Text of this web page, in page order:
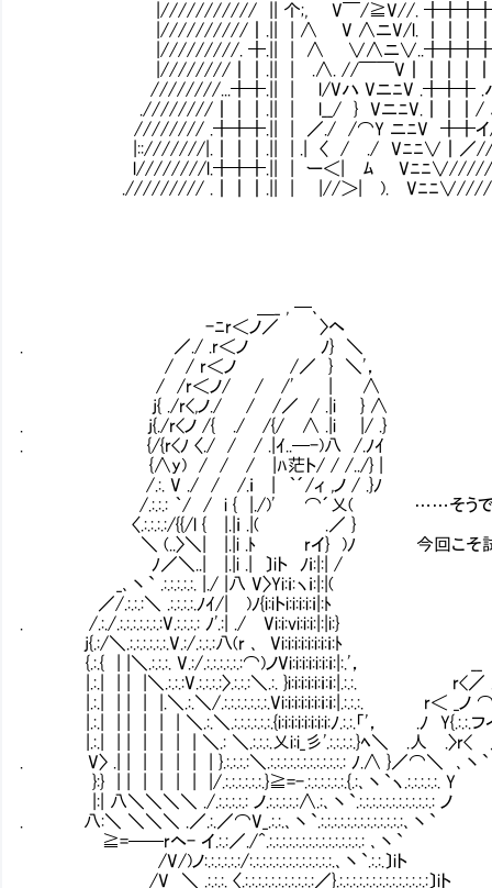
|/////////// || 个;, V￣/≧V//.
|//////////┃.|| | ∧ V ∧ニV/l.
|/////////. ╋.|| | ∧ ∨∧ニ
|////////┃┃.|| | .∧. //￣￣
////////...╋╋.|| | l/Vハ VニﾆV .╋╋╋ .
.////////┃┃┃.|| | l__/ } VニﾆV.┃┃┃/
//////// .╋╋╋.|| | ／./ /⌒Y ニﾆV ╋╋イ
|::///////|.┃┃┃.|| | .| 〈 / ./ Vﾆﾆ∨┃／
l////////l.╋╋╋.|| | ー＜| ﾑ Vﾆﾆ
.///////// .┃┃┃.|| | |//＞| ). Vﾆﾆ
＿_ , ─､
-ﾆr＜ノ／ 〉ヘ
. ／./ .r＜ノ ﾉ} ＼
/ / r＜ノ /／ } ＼'，
/ /r＜ノ/ / /' | ∧
j{ ./r<,ノ./ / /／ / .|i } ∧
. j{./r<ノ /{ ./ /{/ ∧ .|i |/ .}
. {/{r<ﾉ 〈./ / / .|ｲ..─-)八 /.ﾉｲ
{∧y) / / / |ﾊ茫ト/ / /../} |
/.:. V ./ / /.ｉ | ｀´/ィ ,ノ / .}ﾉ
/.:.:.: ｀/ / i { |./)' ⌒´乂( ……そうですか。 何故
〈.:.:.:.:/{{/l { |.|ｉ .|( .／ }
＼ (..〉＼| |.|i .ﾄ rイ} )ﾉ 今回こそ試してみ
ﾉ／＼..| |.|i .| 〕iト ﾉｉ:|:| /
_､丶` .:.:.:.:.:. |./ |八 V〉Yi:ｉ:ヽｉ:|:|(
／/.:.:.:＼ .:.:.:.:.ﾉｲ/| )ﾉ{i:iトi:i:i:i:ｉ|:ﾄ
. /.:./.:.:.:.:.:.:.:V.:.:.:.: ﾉ'.:| ./ Vi:i:vi:i:i:|:|i:}
j{.:/＼.:.:.:.:.:.:.V.:/.:.:.:八(r ､ Vi:i:i:i:i:i:i:ｉ:ﾄ 「
{.:.{ | |＼.:.:.:. V.:/.:.:.:.:.:.:⌒)ノVi:i:i:i:i:i:ｉ:|:.'， __
|.:.| | | |＼.:.:.:V.:.:.:.:〉.:.:.:＼.:. }i:i:i:i:i:ｉ:ｉ:|.:.:. r<／
|.:.| | | | |.＼.:.＼/.:.:.:.:.:.:.:.Vi:i:i:i:i:i:ｉ:ｉ:|.:.:.:. r＜ _ノ
|.:.| | | | | | ＼.:.＼.:.:.:.:.:.:.{i:i:i:i:i:i:i:i:ﾉ.:.:.「'， .ﾉ Y{.:.:.フ
|.:.| | | | | | | ＼.: ＼.:.:.:.乂i:i_彡'.:.:.:.:.}ﾍ＼ .人 .〉r<
. V〉 .| | | | | | | }.:.:.:.:＼.:.:.:.:.:.:.:.:.:.:.:.: ﾉ.∧ }／⌒＼ ､丶`
}:} | | | | | | |/.:.:.:.:.:.:.}≧=-.:.:.:.:.:.:.{.:､丶`ヽ.:.:.:.:.:. Y
|:| 八＼＼＼＼ ./.:.:.:.:.: ノ.:.:.:.:.:∧.:､丶`.:.:.:.:.:.:.:.:.:.:.:.: ノ
. 八:＼ ＼＼＼ .／.:.／⌒V_.:.:.､丶`.:.:.:.:.:.:.:.:.:.:.:.:.:､丶`
≧=──rヘ- イ.:.:／./^.:.:.:.:.:.:.:.:.:.:.:.:.:.:.: ､丶`
/V/)ノ:.:.:.:.:.:/:.:.:.:.:.:.:.:.:.:.:.:.:.､丶`.:.:.〕iト
/V ＼ .:.:.:. 〈.:.:.:.:.:.:.:.:.:.:.:／}.:.:.:.:.:.:.:.:.:.:.:.:.:.:〕iト